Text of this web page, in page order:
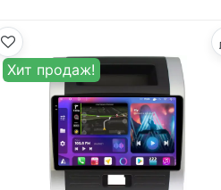
Хит продаж!